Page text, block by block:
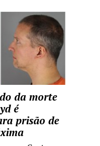
da morte
é
prisão de